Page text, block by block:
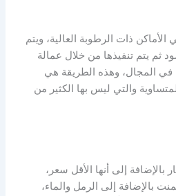
ذات الرطوبة العالية، ويتم
ثم يتم تنفيذها من خلال عمالة
المجال، وهذه الطريقة هي
والتي ليس بها الكثير من
إلى أنها الأقل سعر،
بالإضافة إلى الرمل والماء،